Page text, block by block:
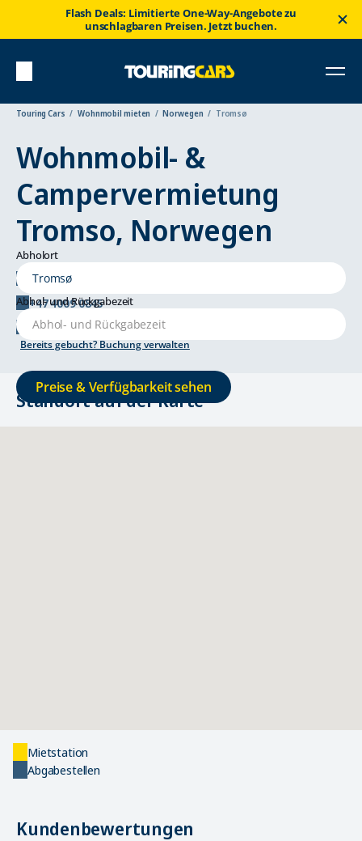
Flash Deals: Limitierte One-Way-Angebote zu
unschlagbaren Preisen. Jetzt buchen.
Touring Cars Wohnmobil mieten Norwegen Tromsø
Wohnmobil- &
Campervermietung
Tromso, Norwegen
Ringvegen 21, 9018 Tromso
+47 4009 0845
tromso@touringcars.com
Standort auf der Karte
Mietstation
Abgabestellen
Abholort
Abhol- und Rückgabezeit
Preise & Verfügbarkeit sehen
Bereits gebucht? Buchung verwalten
Kundenbewertungen